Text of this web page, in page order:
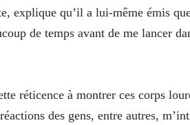
explique qu’il a lui-même émis
de temps avant de me lancer
réticence à montrer ces corps
des gens, entre autres,